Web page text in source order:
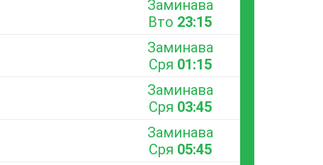
Заминава
Вто 23:15
Заминава
Сря 01:15
Заминава
Сря 03:45
Заминава
Сря 05:45